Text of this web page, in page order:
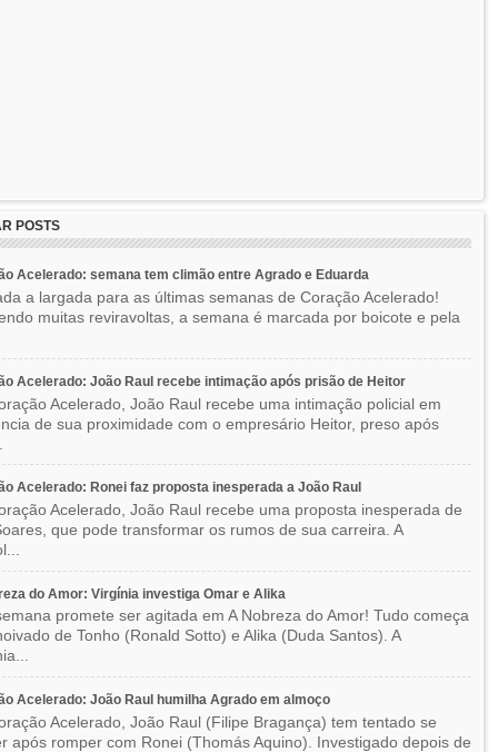
POSTS
Acelerado: semana tem climão entre Agrado e Eduarda
a largada para as últimas semanas de Coração Acelerado!
muitas reviravoltas, a semana é marcada por boicote e pela
Acelerado: João Raul recebe intimação após prisão de Heitor
Acelerado, João Raul recebe uma intimação policial em
de sua proximidade com o empresário Heitor, preso após
Acelerado: Ronei faz proposta inesperada a João Raul
Acelerado, João Raul recebe uma proposta inesperada de
que pode transformar os rumos de sua carreira. A
do Amor: Virgínia investiga Omar e Alika
promete ser agitada em A Nobreza do Amor! Tudo começa
de Tonho (Ronald Sotto) e Alika (Duda Santos). A
Acelerado: João Raul humilha Agrado em almoço
Acelerado, João Raul (Filipe Bragança) tem tentado se
após romper com Ronei (Thomás Aquino). Investigado depois de